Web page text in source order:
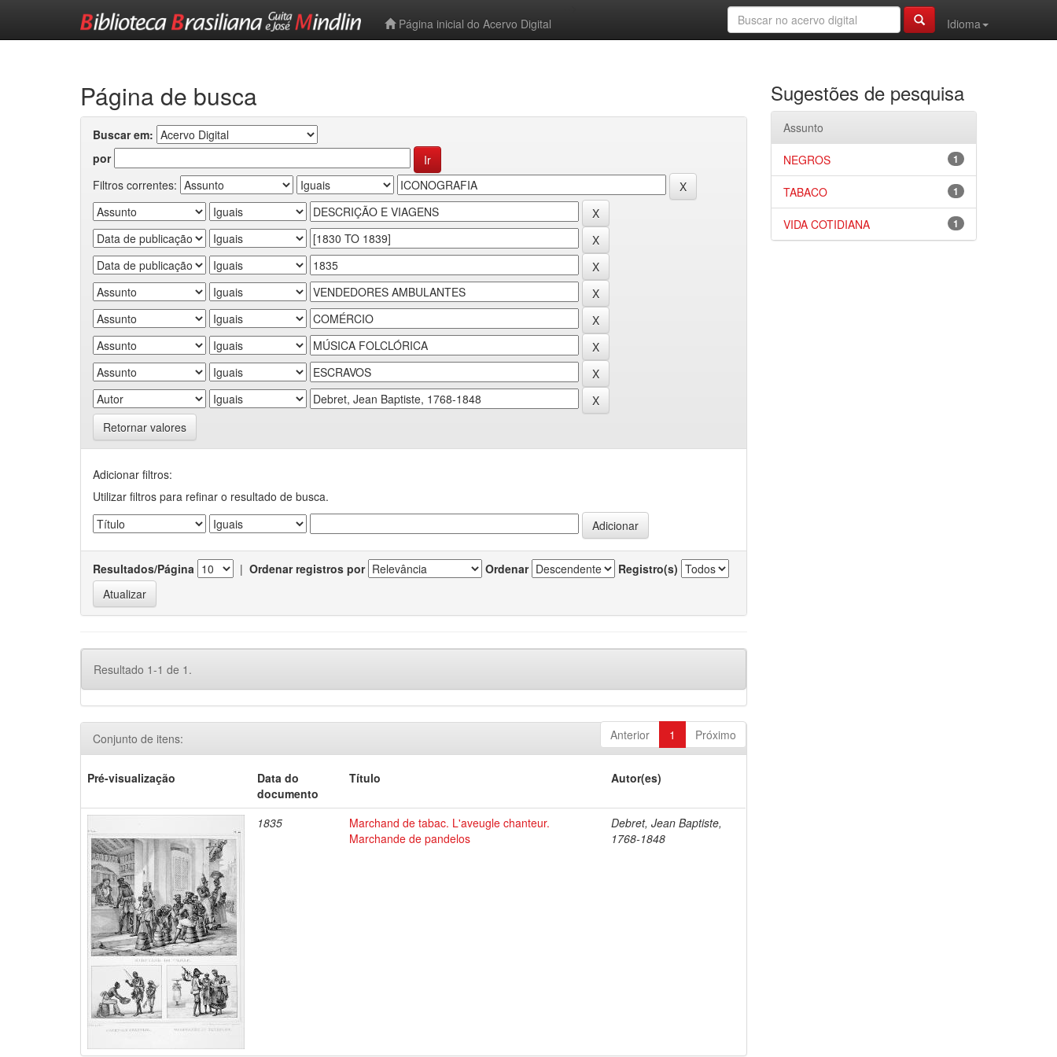
Página inicial do Acervo Digital
Idioma
Página de busca
Buscar em:
por
Filtros correntes:
Retornar valores
Adicionar filtros:
Utilizar filtros para refinar o resultado de busca.
Resultados/Página | Ordenar registros por Ordenar Registro(s)
Resultado 1-1 de 1.
Anterior 1 Próximo
Conjunto de itens:
Pré-visualização
Data do
documento
Título Autor(es)
1835
Marchand de tabac. L'aveugle chanteur.
Marchande de pandelos
Debret, Jean Baptiste,
1768-1848
Sugestões de pesquisa
Assunto
1
NEGROS
1
TABACO
1
VIDA COTIDIANA